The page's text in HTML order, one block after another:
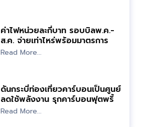
ค่าไฟหน่วยละกี่บาท รอบบิลพ.ค.-
ส.ค. จ่ายเท่าไหร่พร้อมมาตรการ
ช่วย
Read More...
ดันกระบี่ท่องเที่ยวคาร์บอนเป็นศูนย์
ลดใช้พลังงาน รุกคาร์บอนฟุตพริ้
นท์
Read More...